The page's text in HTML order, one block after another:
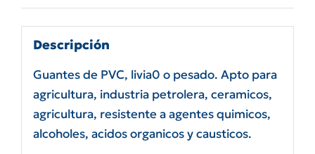
Descripción
Guantes de PVC, livia0 o pesado. Apto para
agricultura, industria petrolera, ceramicos,
agricultura, resistente a agentes quimicos,
alcoholes, acidos organicos y causticos.